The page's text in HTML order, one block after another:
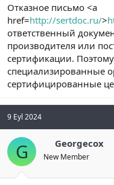
Отказное письмо <a
href=http://sertdoc.ru/>
ответственный
производителя или
сертификации.
специализированные
сертифицированные
9 Eyl 2024
G Georgecox
New Member